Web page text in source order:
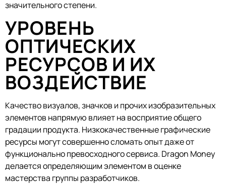
значительного степени.
УРОВЕНЬ
ОПТИЧЕСКИХ
РЕСУРСОВ И ИХ
ВОЗДЕЙСТВИЕ
Качество визуалов, значков и прочих изобразительных
элементов напрямую влияет на восприятие общего
градации продукта. Низкокачественные графические
ресурсы могут совершенно сломать опыт даже от
функционально превосходного сервиса. Dragon Money
делается определяющим элементом в оценке
мастерства группы разработчиков.